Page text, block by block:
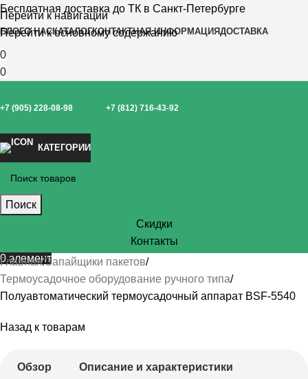
Перейти к навигации
Перейти к основному содержанию
Бесплатная доставка до ТК в Санкт-Петербурге
БЛОГО НАСКАТАЛОГКОНТАКТНАЯ ИНФОРМАЦИЯДОСТАВКА
0
0
+7 (905) 228-08-98 +7 (812) 716-43-92
КАТЕГОРИИ
Поиск
Скидки
Контакты
0элемент
Главная Запайщики пакетов
Термоусадочное оборудование ручного типа
Полуавтоматический термоусадочный аппарат BSF-5540
Назад к товарам
Обзор Описание и характеристики